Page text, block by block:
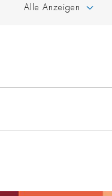
Alle Anzeigen